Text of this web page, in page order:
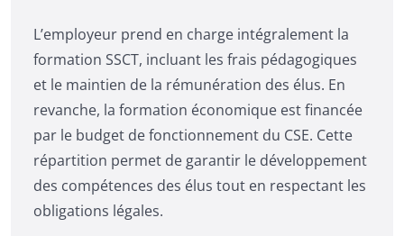
L’employeur prend en charge intégralement la
formation SSCT, incluant les frais pédagogiques
et le maintien de la rémunération des élus. En
revanche, la formation économique est financée
par le budget de fonctionnement du CSE. Cette
répartition permet de garantir le développement
des compétences des élus tout en respectant les
obligations légales.